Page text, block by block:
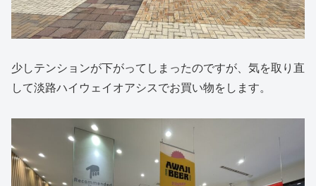
少しテンションが下がってしまったのですが、気を取り直
して淡路ハイウェイオアシスでお買い物をします。